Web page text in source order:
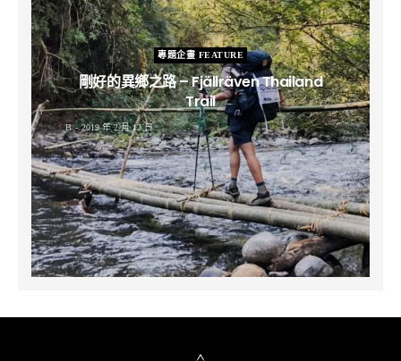
專題企畫 FEATURE
剛好的異鄉之路 – Fjällräven Thailand
Trail
B 2019 年 2 月 12 日